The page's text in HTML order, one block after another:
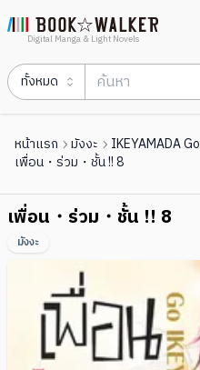
Digital Manga & Light Novels
ทั้งหมด
หน้าแรก มังงะ IKEYAMADA Go
เพื่อน・ร่วม・ชั้น !! 8
เพื่อน・ร่วม・ชั้น !! 8
มังงะ